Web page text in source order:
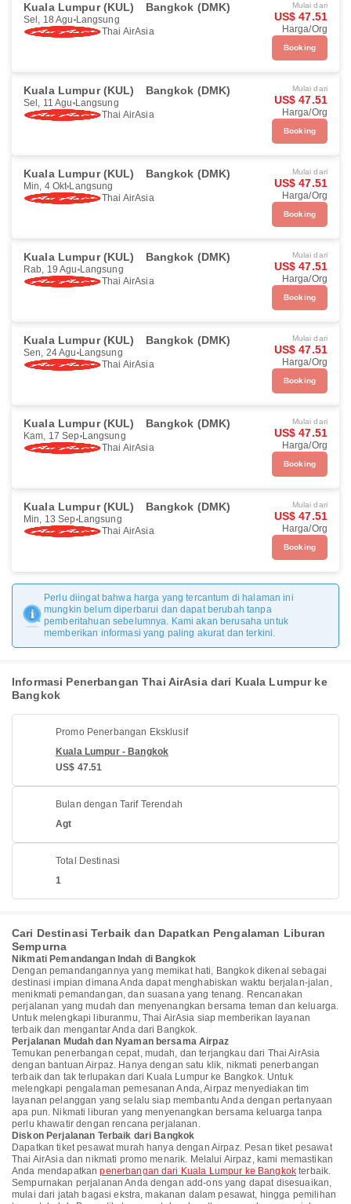
Kuala Lumpur (KUL) Bangkok (DMK)
Sel, 18 Agu Langsung
Thai AirAsia
Mulai dari
US$ 47.51
Harga/Org
Booking
Kuala Lumpur (KUL) Bangkok (DMK)
Sel, 11 Agu Langsung
Thai AirAsia
Mulai dari
US$ 47.51
Harga/Org
Booking
Kuala Lumpur (KUL) Bangkok (DMK)
Min, 4 Okt Langsung
Thai AirAsia
Mulai dari
US$ 47.51
Harga/Org
Booking
Kuala Lumpur (KUL) Bangkok (DMK)
Rab, 19 Agu Langsung
Thai AirAsia
Mulai dari
US$ 47.51
Harga/Org
Booking
Kuala Lumpur (KUL) Bangkok (DMK)
Sen, 24 Agu Langsung
Thai AirAsia
Mulai dari
US$ 47.51
Harga/Org
Booking
Kuala Lumpur (KUL) Bangkok (DMK)
Kam, 17 Sep Langsung
Thai AirAsia
Mulai dari
US$ 47.51
Harga/Org
Booking
Kuala Lumpur (KUL) Bangkok (DMK)
Min, 13 Sep Langsung
Thai AirAsia
Mulai dari
US$ 47.51
Harga/Org
Booking
Perlu diingat bahwa harga yang tercantum di halaman ini
mungkin belum diperbarui dan dapat berubah tanpa
pemberitahuan sebelumnya. Kami akan berusaha untuk
memberikan informasi yang paling akurat dan terkini.
Informasi Penerbangan Thai AirAsia dari Kuala Lumpur ke
Bangkok
Promo Penerbangan Eksklusif
Kuala Lumpur - Bangkok
US$ 47.51
Bulan dengan Tarif Terendah
Agt
Total Destinasi
1
Cari Destinasi Terbaik dan Dapatkan Pengalaman Liburan
Sempurna
Nikmati Pemandangan Indah di Bangkok
Dengan pemandangannya yang memikat hati, Bangkok dikenal sebagai
destinasi impian dimana Anda dapat menghabiskan waktu berjalan-jalan,
menikmati pemandangan, dan suasana yang tenang. Rencanakan
perjalanan yang mudah dan menyenangkan bersama teman dan keluarga.
Untuk melengkapi liburanmu, Thai AirAsia siap memberikan layanan
terbaik dan mengantar Anda dari Bangkok.
Perjalanan Mudah dan Nyaman bersama Airpaz
Temukan penerbangan cepat, mudah, dan terjangkau dari Thai AirAsia
dengan bantuan Airpaz. Hanya dengan satu klik, nikmati penerbangan
terbaik dan tak terlupakan dari Kuala Lumpur ke Bangkok. Untuk
melengkapi pengalaman pemesanan Anda, Airpaz menyediakan tim
layanan pelanggan yang selalu siap membantu Anda dengan pertanyaan
apa pun. Nikmati liburan yang menyenangkan bersama keluarga tanpa
perlu khawatir dengan rencana perjalanan.
Diskon Perjalanan Terbaik dari Bangkok
Dapatkan tiket pesawat murah hanya dengan Airpaz. Pesan tiket pesawat
Thai AirAsia dan nikmati promo menarik. Melalui Airpaz, kami memastikan
Anda mendapatkanpenerbangan dari Kuala Lumpur ke Bangkok terbaik.
Sempurnakan perjalanan Anda dengan add-ons yang dapat disesuaikan,
mulai dari jatah bagasi ekstra, makanan dalam pesawat, hingga pemilihan